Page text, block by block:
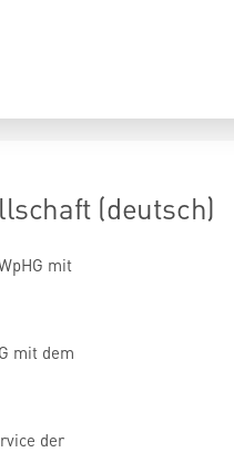
(deutsch)
mit
mit dem
der